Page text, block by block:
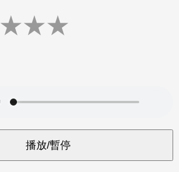
★★★